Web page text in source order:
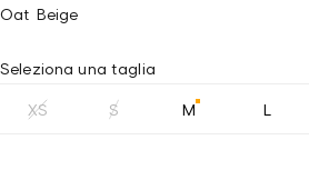
Oat Beige
Seleziona una taglia
XS S M L